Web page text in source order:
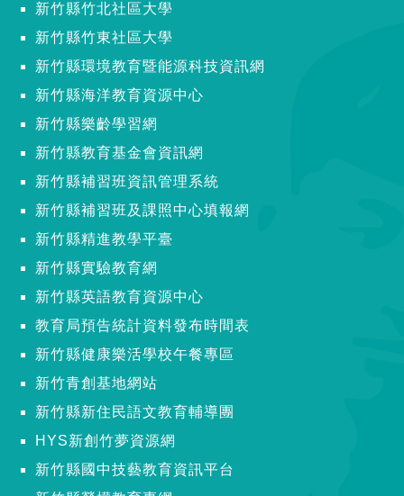
新竹縣竹北社區大學
新竹縣竹東社區大學
新竹縣環境教育暨能源科技資訊網
新竹縣海洋教育資源中心
新竹縣樂齡學習網
新竹縣教育基金會資訊網
新竹縣補習班資訊管理系統
新竹縣補習班及課照中心填報網
新竹縣精進教學平臺
新竹縣實驗教育網
新竹縣英語教育資源中心
教育局預告統計資料發布時間表
新竹縣健康樂活學校午餐專區
新竹青創基地網站
新竹縣新住民語文教育輔導團
HYS新創竹夢資源網
新竹縣國中技藝教育資訊平台